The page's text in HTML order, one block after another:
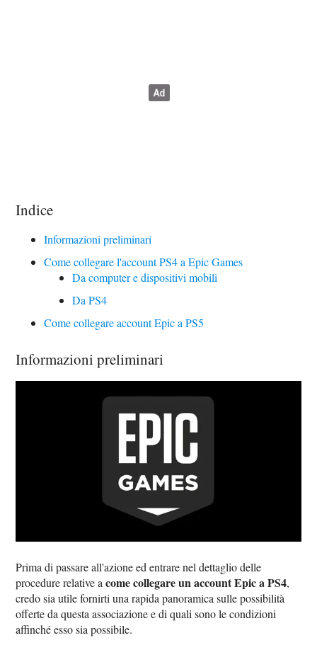
Indice
Informazioni preliminari
Come collegare l'account PS4 a Epic Games
Da computer e dispositivi mobili
Da PS4
Come collegare account Epic a PS5
Informazioni preliminari
Prima di passare all'azione ed entrare nel dettaglio delle
procedure relative acome collegare un account Epic a PS4,
credo sia utile fornirti una rapida panoramica sulle possibilità
offerte da questa associazione e di quali sono le condizioni
affinché esso sia possibile.